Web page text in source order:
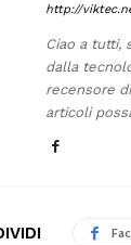
http://
Ciao a tutti,
dalla
recensore
articoli